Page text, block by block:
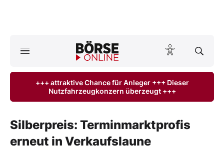
ktuelle Ausgabe BÖRSE ONLINE lesen
Anlageprodukte
Finanz-Check
+++ attraktive Chance für Anleger +++ Dieser
Nutzfahrzeugkonzern überzeugt +++
Silberpreis: Terminmarktprofis
erneut in Verkaufslaune